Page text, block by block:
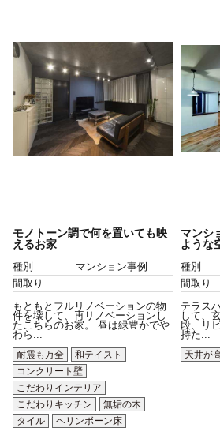
モノトーン調で何を置いても映
えるお家
種別
マンション事例
間取り
もともとフルリノベーションの物
件を壊して、再リノベーションし
たこちらのお家。 昼は緑豊かでや
わら...
耐震も万全
和テイスト
コンクリート壁
こだわりインテリア
こだわりキッチン
無垢の木
タイル
ヘリンボーン床
マンシ
ような
種別
間取り
テラス
して、
段、リ
持た...
天井が